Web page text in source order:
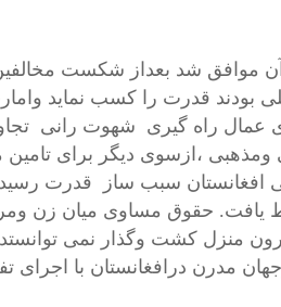
مالی آن موافق شد بعداز شکست
بودند قدرت را کسب نماید
عمال راه گیری شهوت رانی
،ازسوی دیگر برای تامین
افغانستان سبب ساز قدرت
یافت. حقوق مساوی میان زن
منزل کشت وگذار نمی
مدرن درافغانستان با اجرای